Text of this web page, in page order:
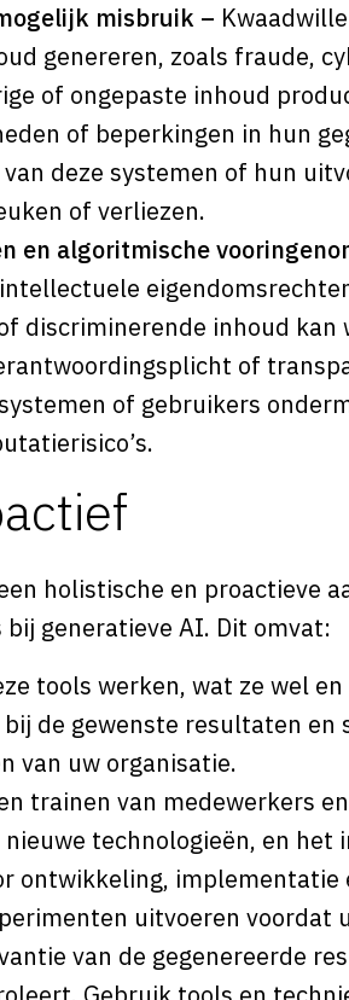
misbruik –
genereren, zoals fraude,
of ongepaste inhoud
of beperkingen in hun
deze systemen of hun
of verliezen.
en algoritmische
discriminerende inhoud kan
of
of gebruikers
holistische en proactieve
bij generatieve AI. Dit omvat:
tools werken, wat ze wel
de gewenste resultaten
van uw organisatie.
trainen van medewerkers
nieuwe technologieën, en
ontwikkeling, implementatie
uitvoeren voordat
van de gegenereerde